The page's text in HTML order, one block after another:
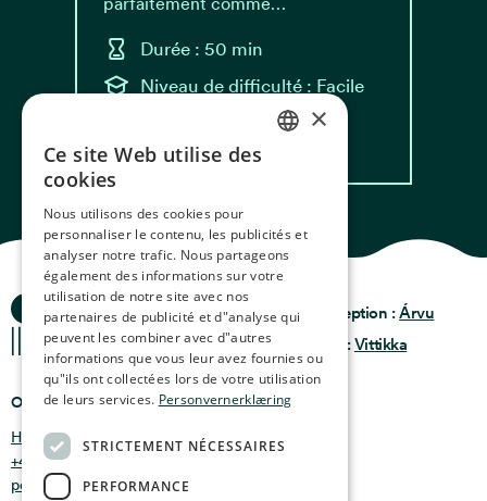
Durée : 50 min
Niveau de difficulté : Facile
Histoires de l'Océan
Où nous trouver
Holmen 4b, 9750 Honningsvåg, Norvège
+47 47 99 00 95
post@oceanstories.no
Politique de
Confidentialité
Conditions générales
Conception :Árvu
Code :Vittikka
NORWEGIAN
GERMAN
FRENCH
SPANISH
FINNISH
CHINESE (TRADITIONAL)
×
Ce site Web utilise des
cookies
Nous utilisons des cookies pour
personnaliser le contenu, les publicités et
analyser notre trafic. Nous partageons
également des informations sur votre
utilisation de notre site avec nos
partenaires de publicité et d"analyse qui
peuvent les combiner avec d"autres
informations que vous leur avez fournies ou
qu"ils ont collectées lors de votre utilisation
de leurs services. Personvernerklæring
STRICTEMENT NÉCESSAIRES
PERFORMANCE